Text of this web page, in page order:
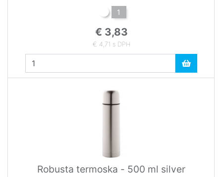
1
€ 3,83
€ 4,71 s DPH
Robusta termoska - 500 ml silver